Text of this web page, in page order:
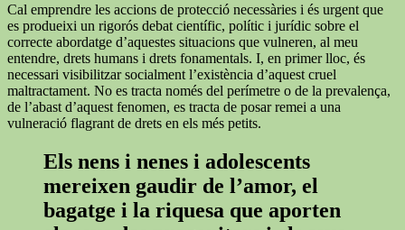
Cal emprendre les accions de protecció necessàries i és urgent que
es produeixi un rigorós debat científic, polític i jurídic sobre el
correcte abordatge d’aquestes situacions que vulneren, al meu
entendre, drets humans i drets fonamentals. I, en primer lloc, és
necessari visibilitzar socialment l’existència d’aquest cruel
maltractament. No es tracta només del perímetre o de la prevalença,
de l’abast d’aquest fenomen, es tracta de posar remei a una
vulneració flagrant de drets en els més petits.
Els nens i nenes i adolescents
mereixen gaudir de l’amor, el
bagatge i la riquesa que aporten